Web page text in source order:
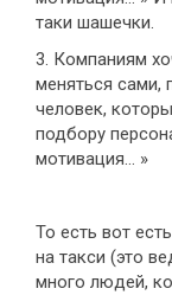
таки шашечки.
3. Компаниям
меняться сами,
человек,
подбору
мотивация… »
То есть вот
на такси (это
много людей,